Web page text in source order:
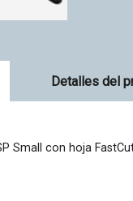
Detalles del
Small con hoja